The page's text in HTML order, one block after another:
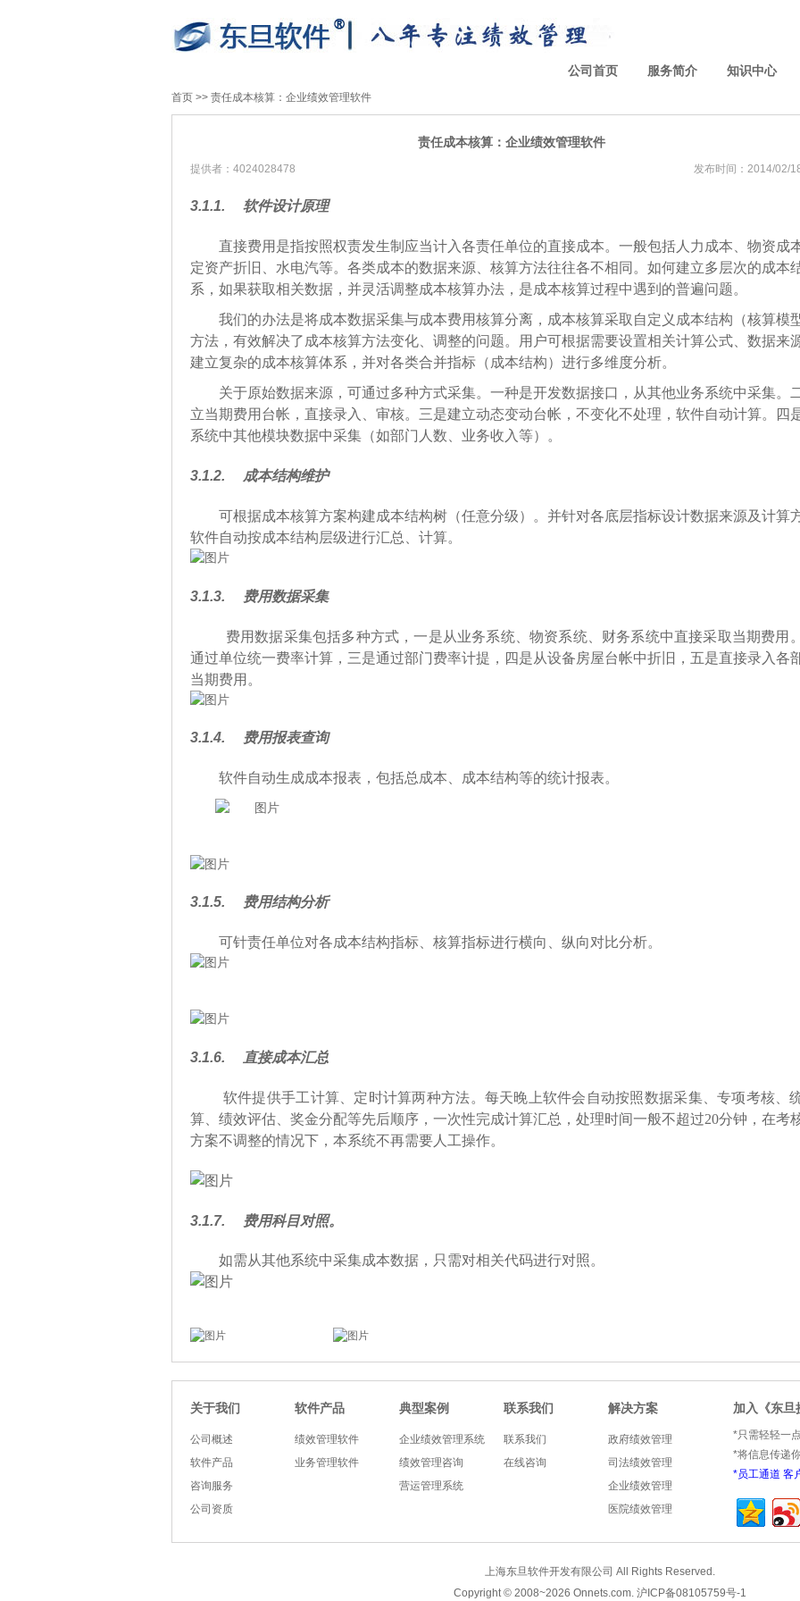
公司首页 服务简介 知识中心
首页 >> 责任成本核算：企业绩效管理软件
责任成本核算：企业绩效管理软件
提供者：4024028478 发布时间：2014/02/
3.1.1. 软件设计原理
直接费用是指按照权责发生制应当计入各责任单位的直接成本。一般包括人力成本、物资成
定资产折旧、水电汽等。各类成本的数据来源、核算方法往往各不相同。如何建立多层次的成本
系，如果获取相关数据，并灵活调整成本核算办法，是成本核算过程中遇到的普遍问题。
我们的办法是将成本数据采集与成本费用核算分离，成本核算采取自定义成本结构（核算模
方法，有效解决了成本核算方法变化、调整的问题。用户可根据需要设置相关计算公式、数据来
建立复杂的成本核算体系，并对各类合并指标（成本结构）进行多维度分析。
关于原始数据来源，可通过多种方式采集。一种是开发数据接口，从其他业务系统中采集。
立当期费用台帐，直接录入、审核。三是建立动态变动台帐，不变化不处理，软件自动计算。四
系统中其他模块数据中采集（如部门人数、业务收入等）。
3.1.2. 成本结构维护
可根据成本核算方案构建成本结构树（任意分级）。并针对各底层指标设计数据来源及计算
软件自动按成本结构层级进行汇总、计算。
3.1.3. 费用数据采集
费用数据采集包括多种方式，一是从业务系统、物资系统、财务系统中直接采取当期费用
通过单位统一费率计算，三是通过部门费率计提，四是从设备房屋台帐中折旧，五是直接录入各
当期费用。
3.1.4. 费用报表查询
软件自动生成成本报表，包括总成本、成本结构等的统计报表。
3.1.5. 费用结构分析
可针责任单位对各成本结构指标、核算指标进行横向、纵向对比分析。
3.1.6. 直接成本汇总
软件提供手工计算、定时计算两种方法。每天晚上软件会自动按照数据采集、专项考核、
算、绩效评估、奖金分配等先后顺序，一次性完成计算汇总，处理时间一般不超过20分钟，在考
方案不调整的情况下，本系统不再需要人工操作。
3.1.7. 费用科目对照。
如需从其他系统中采集成本数据，只需对相关代码进行对照。
关于我们
公司概述
软件产品
咨询服务
公司资质
软件产品
绩效管理软件
业务管理软件
典型案例
企业绩效管理系统
绩效管理咨询
营运管理系统
联系我们
联系我们
在线咨询
解决方案
政府绩效管理
司法绩效管理
企业绩效管理
医院绩效管理
加入《东旦
*只需轻轻一点
*将信息传递
*员工通道 客
上海东旦软件开发有限公司 All Rights Reserved.
Copyright © 2008~2026 Onnets.com. 沪ICP备08105759号-1